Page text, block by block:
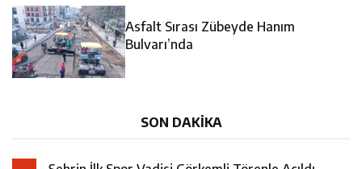
13:28 Yedi Güzel Adam Kütüphanesi ve Deneyim Müzesi
16:19 Şehrin İlk Spor Vadisi Görkemli Törenle Açıldı
Asfalt Sırası Zübeyde Hanım
Bulvarı’nda
SON DAKİKA